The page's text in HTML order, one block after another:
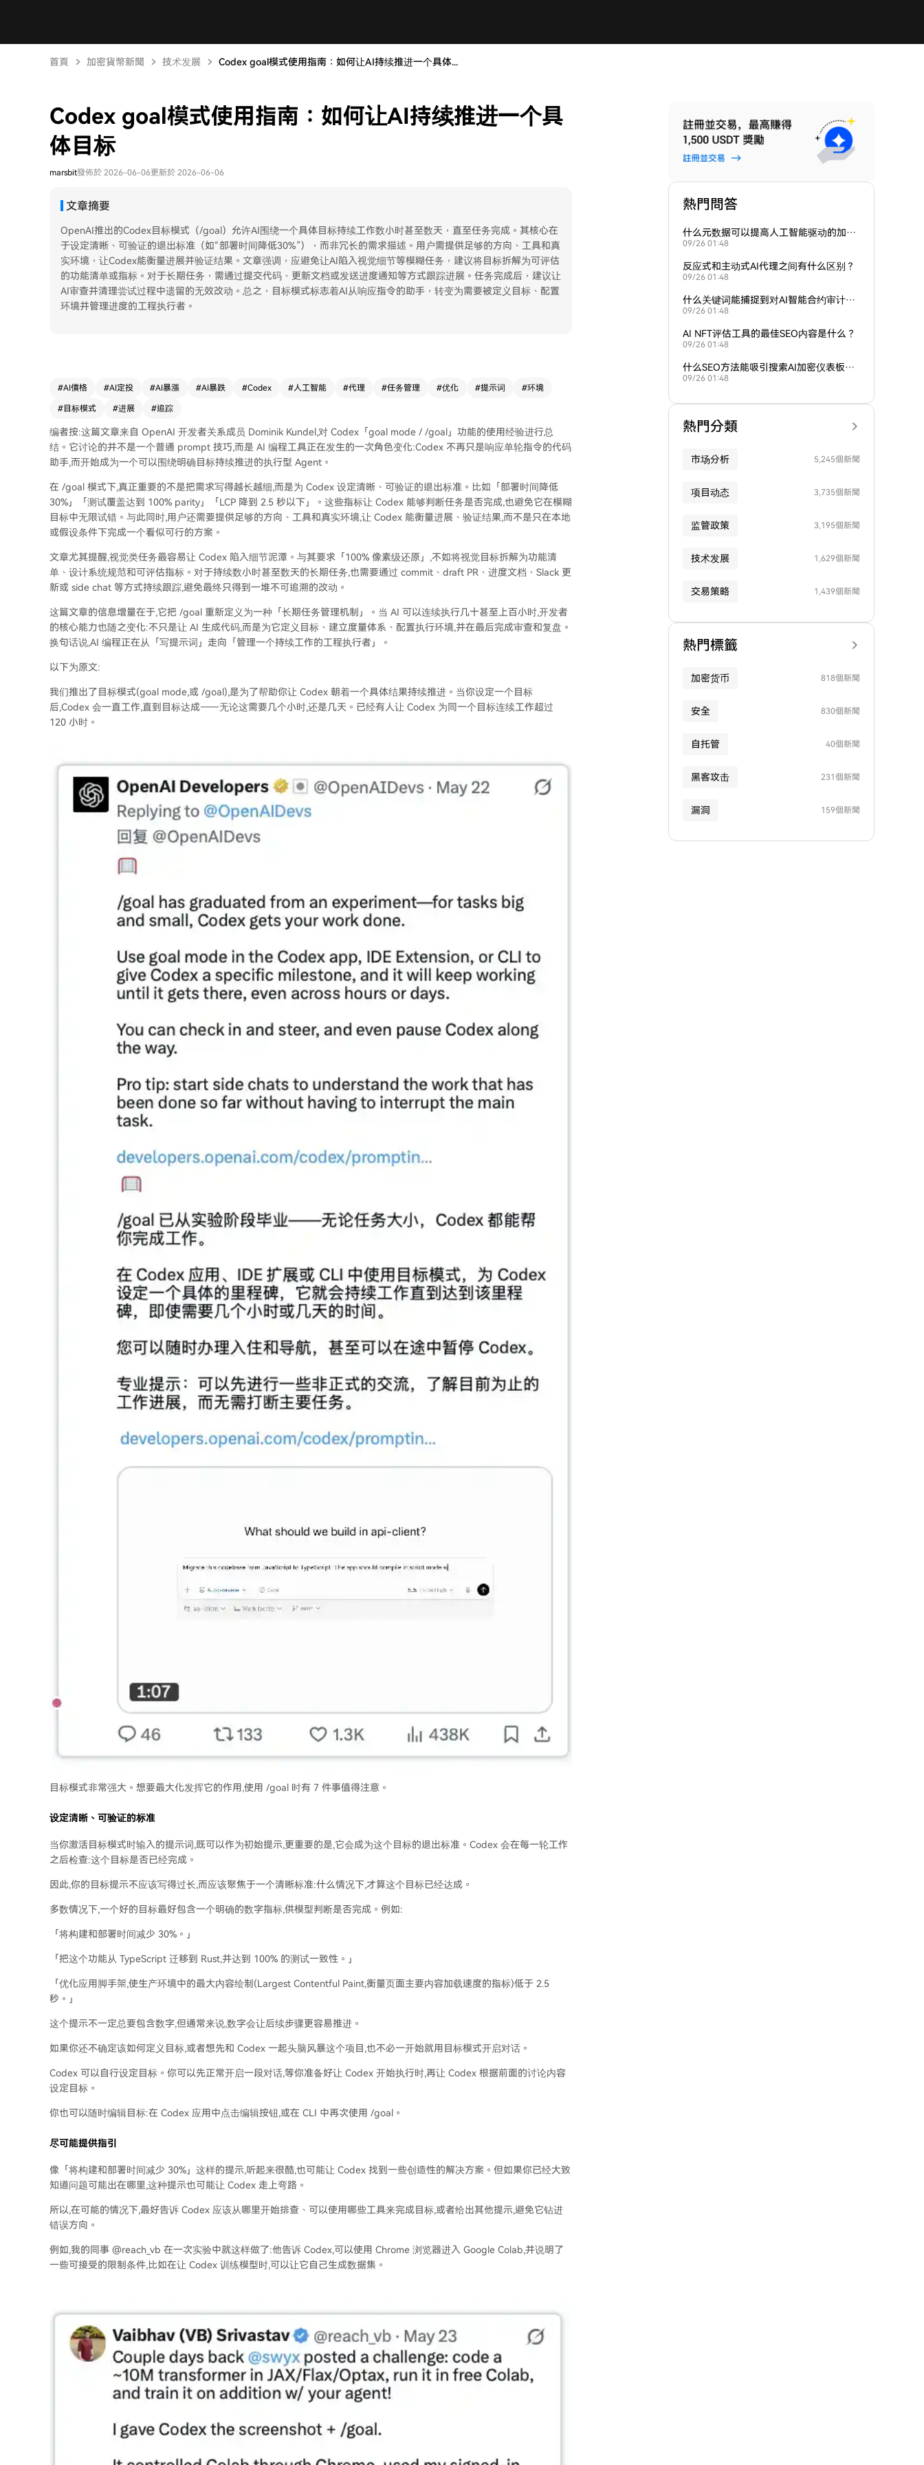
首頁 加密貨幣新聞 技术发展 Codex goal模式使用指南：如何让AI持续推进一个具体...
Codex goal模式使用指南：如何让AI持续推进一个具
体目标
marsbit發佈於 2026-06-06更新於 2026-06-06
文章摘要
OpenAI推出的Codex目标模式（/goal）允许AI围绕一个具体目标持续工作数小时甚至数天，直至任务完成。其核心在
于设定清晰、可验证的退出标准（如“部署时间降低30%”），而非冗长的需求描述。用户需提供足够的方向、工具和真
实环境，让Codex能衡量进展并验证结果。文章强调，应避免让AI陷入视觉细节等模糊任务，建议将目标拆解为可评估
的功能清单或指标。对于长期任务，需通过提交代码、更新文档或发送进度通知等方式跟踪进展。任务完成后，建议让
AI审查并清理尝试过程中遗留的无效改动。总之，目标模式标志着AI从响应指令的助手，转变为需要被定义目标、配置
环境并管理进度的工程执行者。
#AI價格 #AI定投 #AI暴漲 #AI暴跌 #Codex #人工智能 #代理 #任务管理 #优化 #提示词 #环境
# 目标模式 #进展 #追踪
编者按:这篇文章来自 OpenAI 开发者关系成员 Dominik Kundel,对 Codex「goal mode / /goal」功能的使用经验进行总
结。它讨论的并不是一个普通 prompt 技巧,而是 AI 编程工具正在发生的一次角色变化:Codex 不再只是响应单轮指令的代码
助手,而开始成为一个可以围绕明确目标持续推进的执行型 Agent。
在 /goal 模式下,真正重要的不是把需求写得越长越细,而是为 Codex 设定清晰、可验证的退出标准。比如「部署时间降低
30%」「测试覆盖达到 100% parity」「LCP 降到 2.5 秒以下」。这些指标让 Codex 能够判断任务是否完成,也避免它在模糊
目标中无限试错。与此同时,用户还需要提供足够的方向、工具和真实环境,让 Codex 能衡量进展、验证结果,而不是只在本地
或假设条件下完成一个看似可行的方案。
文章尤其提醒,视觉类任务最容易让 Codex 陷入细节泥潭。与其要求「100% 像素级还原」,不如将视觉目标拆解为功能清
单、设计系统规范和可评估指标。对于持续数小时甚至数天的长期任务,也需要通过 commit、draft PR、进度文档、Slack 更
新或 side chat 等方式持续跟踪,避免最终只得到一堆不可追溯的改动。
这篇文章的信息增量在于,它把 /goal 重新定义为一种「长期任务管理机制」。当 AI 可以连续执行几十甚至上百小时,开发者
的核心能力也随之变化:不只是让 AI 生成代码,而是为它定义目标、建立度量体系、配置执行环境,并在最后完成审查和复盘。
换句话说,AI 编程正在从「写提示词」走向「管理一个持续工作的工程执行者」。
以下为原文:
我们推出了目标模式(goal mode,或 /goal),是为了帮助你让 Codex 朝着一个具体结果持续推进。当你设定一个目标
后,Codex 会一直工作,直到目标达成——无论这需要几个小时,还是几天。已经有人让 Codex 为同一个目标连续工作超过
120 小时。
目标模式非常强大。想要最大化发挥它的作用,使用 /goal 时有 7 件事值得注意。
设定清晰、可验证的标准
当你激活目标模式时输入的提示词,既可以作为初始提示,更重要的是,它会成为这个目标的退出标准。Codex 会在每一轮工作
之后检查:这个目标是否已经完成。
因此,你的目标提示不应该写得过长,而应该聚焦于一个清晰标准:什么情况下,才算这个目标已经达成。
多数情况下,一个好的目标最好包含一个明确的数字指标,供模型判断是否完成。例如:
「将构建和部署时间减少 30%。」
「把这个功能从 TypeScript 迁移到 Rust,并达到 100% 的测试一致性。」
「优化应用脚手架,使生产环境中的最大内容绘制(Largest Contentful Paint,衡量页面主要内容加载速度的指标)低于 2.5
秒。」
这个提示不一定总要包含数字,但通常来说,数字会让后续步骤更容易推进。
如果你还不确定该如何定义目标,或者想先和 Codex 一起头脑风暴这个项目,也不必一开始就用目标模式开启对话。
Codex 可以自行设定目标。你可以先正常开启一段对话,等你准备好让 Codex 开始执行时,再让 Codex 根据前面的讨论内容
设定目标。
你也可以随时编辑目标:在 Codex 应用中点击编辑按钮,或在 CLI 中再次使用 /goal。
尽可能提供指引
像「将构建和部署时间减少 30%」这样的提示,听起来很酷,也可能让 Codex 找到一些创造性的解决方案。但如果你已经大致
知道问题可能出在哪里,这种提示也可能让 Codex 走上弯路。
所以,在可能的情况下,最好告诉 Codex 应该从哪里开始排查、可以使用哪些工具来完成目标,或者给出其他提示,避免它钻进
错误方向。
例如,我的同事 @reach_vb 在一次实验中就这样做了:他告诉 Codex,可以使用 Chrome 浏览器进入 Google Colab,并说明了
一些可接受的限制条件,比如在让 Codex 训练模型时,可以让它自己生成数据集。
熱門問答
什么元数据可以提高人工智能驱动的加密
货币投资组合应用的排名？
09/26 01:48
反应式和主动式AI代理之间有什么区别？
09/26 01:48
什么关键词能捕捉到对AI智能合约审计的
需求？
09/26 01:48
AI NFT评估工具的最佳SEO内容是什么？
09/26 01:48
什么SEO方法能吸引搜索AI加密仪表板的
用户？
09/26 01:48
熱門分類
市场分析 5,245個新聞
项目动态 3,735個新聞
监管政策 3,195個新聞
技术发展 1,629個新聞
交易策略 1,439個新聞
熱門標籤
加密货币 818個新聞
安全 830個新聞
自托管 40個新聞
黑客攻击 231個新聞
漏洞 159個新聞